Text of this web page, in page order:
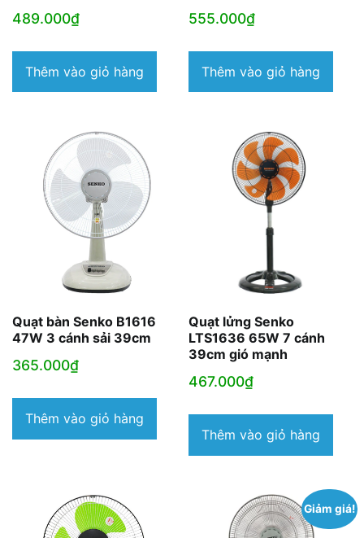
489.000₫
Thêm vào giỏ hàng
555.000₫
Thêm vào giỏ hàng
Quạt bàn Senko B1616
47W 3 cánh sải 39cm
365.000₫
Thêm vào giỏ hàng
Quạt lửng Senko
LTS1636 65W 7 cánh
39cm gió mạnh
467.000₫
Thêm vào giỏ hàng
Giảm giá!